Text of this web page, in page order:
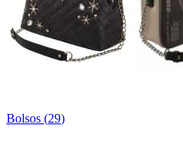
Bolsos (29)